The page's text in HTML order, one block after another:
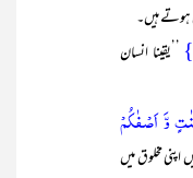
ہیں۔
’’یقینا انسان
وَّ اَصۡفٰکُمۡ
اپنی مخلوق میں